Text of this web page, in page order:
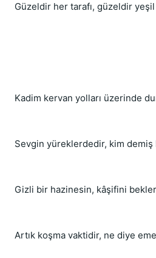
Güzeldir her tarafı, güzeldir yeşil
Kadim kervan yolları üzerinde
Sevgin yüreklerdedir, kim demiş
Gizli bir hazinesin, kâşifini
Artık koşma vaktidir, ne diye